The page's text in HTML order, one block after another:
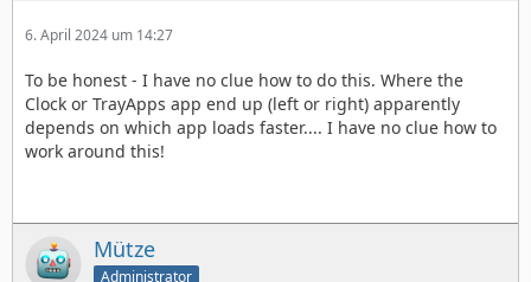
6. April 2024 um 14:27
To be honest - I have no clue how to do this. Where the
Clock or TrayApps app end up (left or right) apparently
depends on which app loads faster.... I have no clue how to
work around this!
Mütze
Administrator